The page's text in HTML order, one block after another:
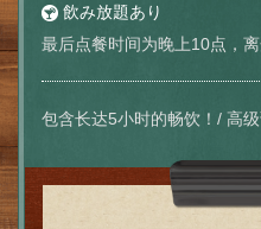
飲み放題あり
最后点餐时间为晚上10点，
包含长达5小时的畅饮！/ 高